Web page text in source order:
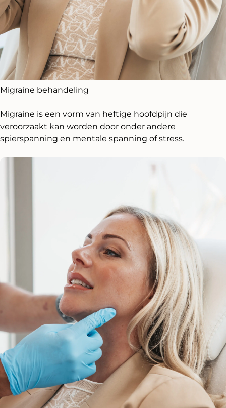
Migraine behandeling
Migraine is een vorm van heftige hoofdpijn die
veroorzaakt kan worden door onder andere
spierspanning en mentale spanning of stress.